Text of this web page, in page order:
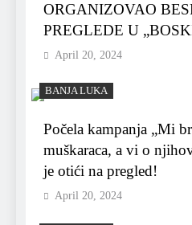
ORGANIZOVAO
PREGLEDE U
April 20, 2024
BANJA LUKA
Počela kampanja „Mi
muškaraca, a vi o
je otići na pregled!
April 20, 2024